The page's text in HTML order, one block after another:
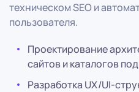
техническом SEO и
пользователя.
Проектирование
сайтов и каталогов
Разработка UX/UI-